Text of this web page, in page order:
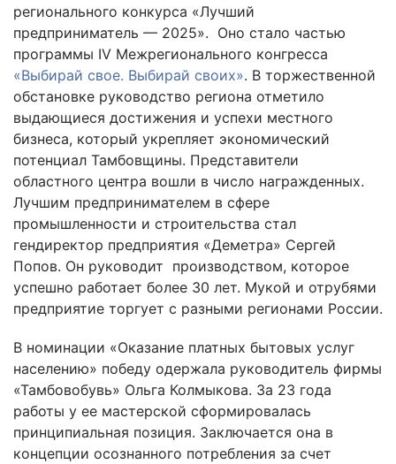
регионального конкурса «Лучший
предприниматель — 2025». Оно стало частью
программы IV Межрегионального конгресса
«Выбирай свое. Выбирай своих». В торжественной
обстановке руководство региона отметило
выдающиеся достижения и успехи местного
бизнеса, который укрепляет экономический
потенциал Тамбовщины. Представители
областного центра вошли в число награжденных.
Лучшим предпринимателем в сфере
промышленности и строительства стал
гендиректор предприятия «Деметра» Сергей
Попов. Он руководит производством, которое
успешно работает более 30 лет. Мукой и отрубями
предприятие торгует с разными регионами России.
В номинации «Оказание платных бытовых услуг
населению» победу одержала руководитель фирмы
«Тамбовобувь» Ольга Колмыкова. За 23 года
работы у ее мастерской сформировалась
принципиальная позиция. Заключается она в
концепции осознанного потребления за счет